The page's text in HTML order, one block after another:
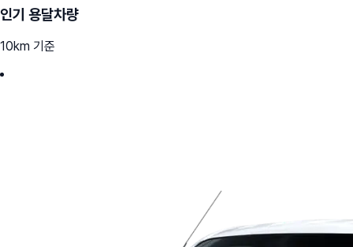
인기 용달차량
10km 기준